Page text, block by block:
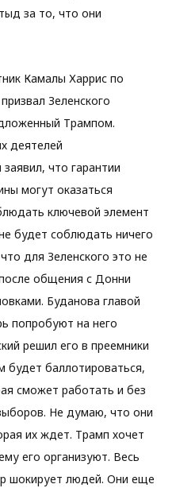
за то, что они
Камалы Харрис по
Зеленского
Трампом.
деятелей
что гарантии
могут оказаться
ключевой элемент
будет соблюдать ничего
для Зеленского это не
общения с Донни
Буданова главой
попробуют на него
решил его в преемники
будет баллотироваться,
сможет работать и без
Не думаю, что они
их ждет. Трамп хочет
его организуют. Весь
шокирует людей. Они еще